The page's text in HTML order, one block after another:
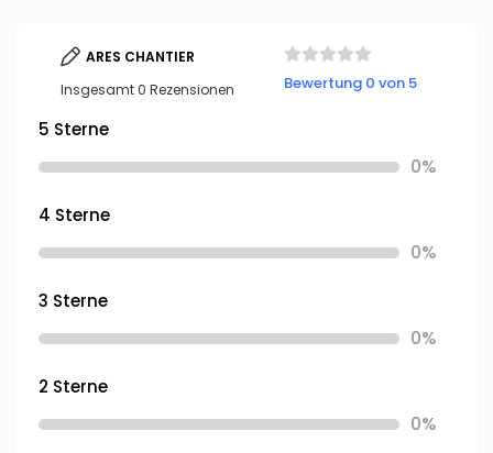
ARES CHANTIER
Insgesamt 0 Rezensionen
Bewertung 0 von 5
5 Sterne
0%
4 Sterne
0%
3 Sterne
0%
2 Sterne
0%